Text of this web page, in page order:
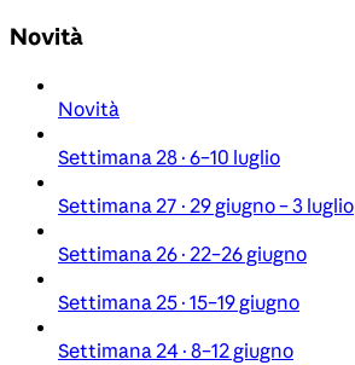
Novità
Novità
Settimana 28 · 6–10 luglio
Settimana 27 · 29 giugno – 3 luglio
Settimana 26 · 22–26 giugno
Settimana 25 · 15–19 giugno
Settimana 24 · 8–12 giugno